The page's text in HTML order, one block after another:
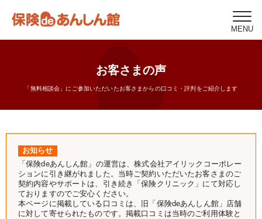
MENU
お客さまの声
「無料相談会」にご参加いただいたお客さまからの口コミ・評判をご紹介します
お知らせ
「保険deあんしん館」の運営は、株式会社アイリックコーポレー
ションに引き継がれました。当時ご契約いただいたお客さまのご
契約内容やサポートは、引き続き「保険クリニック」にて対応し
ておりますのでご安心ください。
本ページに掲載している口コミは、旧「保険deあんしん館」店舗
に対して寄せられたものです。掲載口コミは当時のご利用体験と